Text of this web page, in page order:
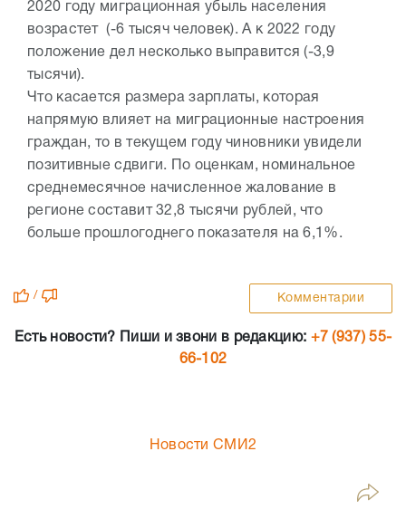
2020 году миграционная убыль населения
возрастет (-6 тысяч человек). А к 2022 году
положение дел несколько выправится (-3,9
тысячи).
Что касается размера зарплаты, которая
напрямую влияет на миграционные настроения
граждан, то в текущем году чиновники увидели
позитивные сдвиги. По оценкам, номинальное
среднемесячное начисленное жалование в
регионе составит 32,8 тысячи рублей, что
больше прошлогоднего показателя на 6,1%.
/ Комментарии
Есть новости? Пиши и звони в редакцию: +7 (937) 55-
66-102
Новости СМИ2